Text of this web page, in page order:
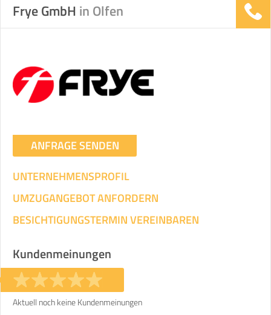
Frye GmbH in Olfen
ANFRAGE SENDEN
UNTERNEHMENSPROFIL
UMZUGANGEBOT ANFORDERN
BESICHTIGUNGSTERMIN VEREINBAREN
Kundenmeinungen
Aktuell noch keine Kundenmeinungen